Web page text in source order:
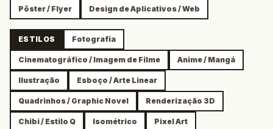
Pôster / Flyer Design de Aplicativos / Web
ESTILOS Fotografia
Cinematográfico / Imagem de Filme Anime / Mangá
Ilustração Esboço / Arte Linear
Quadrinhos / Graphic Novel Renderização 3D
Chibi / Estilo Q Isométrico Pixel Art